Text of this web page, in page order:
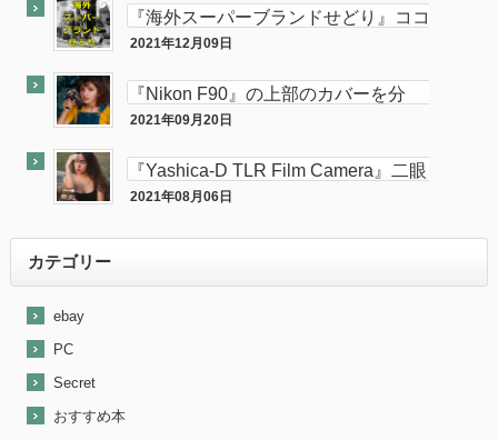
『海外スーパーブランドせどり』ココ
ナラに出品致しました。
2021年12月09日
『Nikon F90』の上部のカバーを分
解・修理してみた。
2021年09月20日
『Yashica-D TLR Film Camera』二眼
カメラが売れました。
2021年08月06日
カテゴリー
ebay
PC
Secret
おすすめ本